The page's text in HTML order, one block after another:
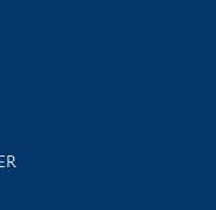
events